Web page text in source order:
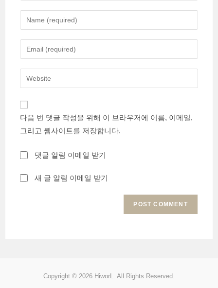
your
name
comment
your
email
address
your
URL
(optional)
다음 번 댓글 작성을 위해 이 브라우저에 이름, 이메일,
그리고 웹사이트를 저장합니다.
댓글 알림 이메일 받기
새 글 알림 이메일 받기
Copyright © 2026 HiworL. All Rights Reserved.